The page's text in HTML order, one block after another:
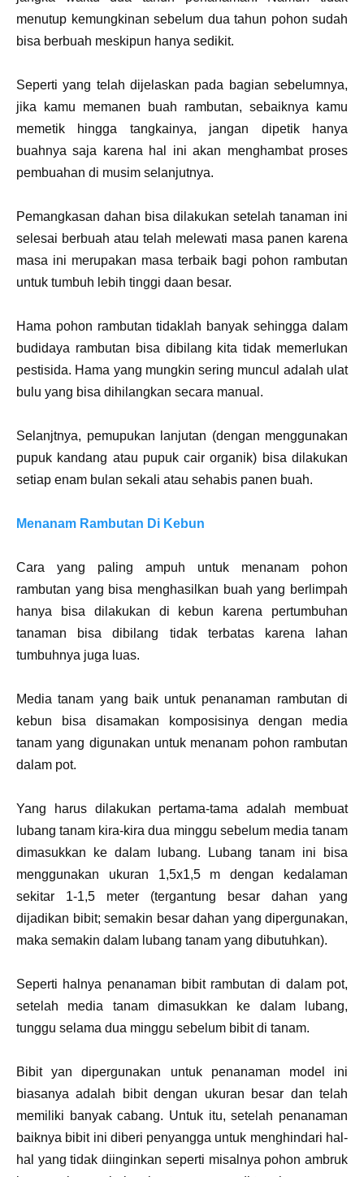
menutup kemungkinan sebelum dua tahun pohon sudah
bisa berbuah meskipun hanya sedikit.
Seperti yang telah dijelaskan pada bagian sebelumnya,
jika kamu memanen buah rambutan, sebaiknya kamu
memetik hingga tangkainya, jangan dipetik hanya
buahnya saja karena hal ini akan menghambat proses
pembuahan di musim selanjutnya.
Pemangkasan dahan bisa dilakukan setelah tanaman ini
selesai berbuah atau telah melewati masa panen karena
masa ini merupakan masa terbaik bagi pohon rambutan
untuk tumbuh lebih tinggi daan besar.
Hama pohon rambutan tidaklah banyak sehingga dalam
budidaya rambutan bisa dibilang kita tidak memerlukan
pestisida. Hama yang mungkin sering muncul adalah ulat
bulu yang bisa dihilangkan secara manual.
Selanjtnya, pemupukan lanjutan (dengan menggunakan
pupuk kandang atau pupuk cair organik) bisa dilakukan
setiap enam bulan sekali atau sehabis panen buah.
Menanam Rambutan Di Kebun
Cara yang paling ampuh untuk menanam pohon
rambutan yang bisa menghasilkan buah yang berlimpah
hanya bisa dilakukan di kebun karena pertumbuhan
tanaman bisa dibilang tidak terbatas karena lahan
tumbuhnya juga luas.
Media tanam yang baik untuk penanaman rambutan di
kebun bisa disamakan komposisinya dengan media
tanam yang digunakan untuk menanam pohon rambutan
dalam pot.
Yang harus dilakukan pertama-tama adalah membuat
lubang tanam kira-kira dua minggu sebelum media tanam
dimasukkan ke dalam lubang. Lubang tanam ini bisa
menggunakan ukuran 1,5x1,5 m dengan kedalaman
sekitar 1-1,5 meter (tergantung besar dahan yang
dijadikan bibit; semakin besar dahan yang dipergunakan,
maka semakin dalam lubang tanam yang dibutuhkan).
Seperti halnya penanaman bibit rambutan di dalam pot,
setelah media tanam dimasukkan ke dalam lubang,
tunggu selama dua minggu sebelum bibit di tanam.
Bibit yan dipergunakan untuk penanaman model ini
biasanya adalah bibit dengan ukuran besar dan telah
memiliki banyak cabang. Untuk itu, setelah penanaman
baiknya bibit ini diberi penyangga untuk menghindari hal-
hal yang tidak diinginkan seperti misalnya pohon ambruk